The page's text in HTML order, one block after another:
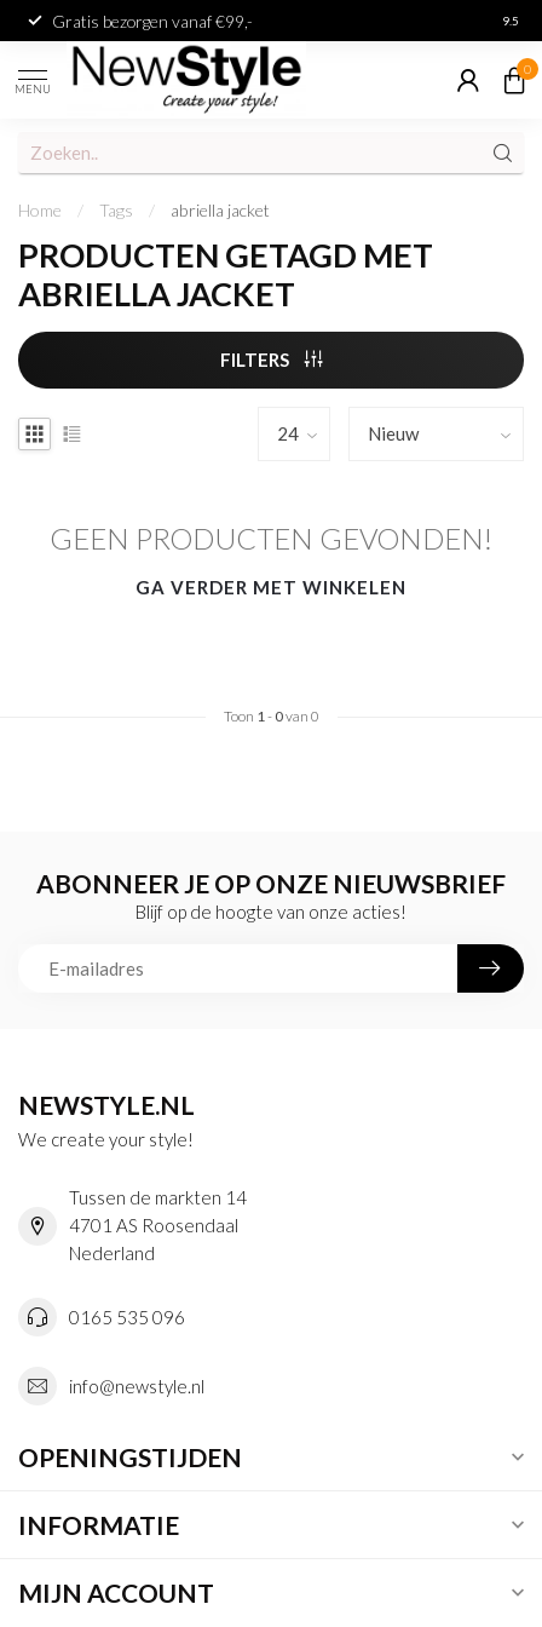
Gratis bezorgen vanaf €99,- 9.5
MENU
0
Home / Tags / abriella jacket
PRODUCTEN GETAGD MET
ABRIELLA JACKET
FILTERS
GEEN PRODUCTEN GEVONDEN!
GA VERDER MET WINKELEN
Toon 1- 0van 0
ABONNEER JE OP ONZE NIEUWSBRIEF
Blijf op de hoogte van onze acties!
NEWSTYLE.NL
We create your style!
Tussen de markten 14
4701 AS Roosendaal
Nederland
0165 535 096
info@newstyle.nl
OPENINGSTIJDEN
INFORMATIE
MIJN ACCOUNT